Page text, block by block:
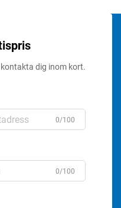
dig inom kort.
0/100
0/100